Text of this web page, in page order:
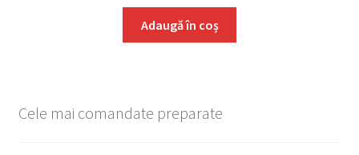
Adaugă în coș
Cele mai comandate preparate